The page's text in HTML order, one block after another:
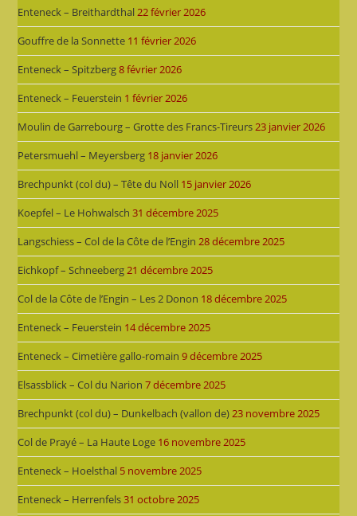
Enteneck – Breithardthal22 février 2026
Gouffre de la Sonnette 11 février 2026
Enteneck – Spitzberg8 février 2026
Enteneck – Feuerstein 1 février 2026
Moulin de Garrebourg – Grotte des Francs-Tireurs23 janvier 2026
Petersmuehl – Meyersberg 18 janvier 2026
Brechpunkt (col du) – Tête du Noll 15 janvier 2026
Koepfel – Le Hohwalsch 31 décembre 2025
Langschiess – Col de la Côte de l’Engin 28 décembre 2025
Eichkopf – Schneeberg21 décembre 2025
Col de la Côte de l’Engin – Les 2 Donon 18 décembre 2025
Enteneck – Feuerstein 14 décembre 2025
Enteneck – Cimetière gallo-romain 9 décembre 2025
Elsassblick – Col du Narion 7 décembre 2025
Brechpunkt (col du) – Dunkelbach (vallon de)23 novembre 2025
Col de Prayé – La Haute Loge 16 novembre 2025
Enteneck – Hoelsthal 5 novembre 2025
Enteneck – Herrenfels31 octobre 2025